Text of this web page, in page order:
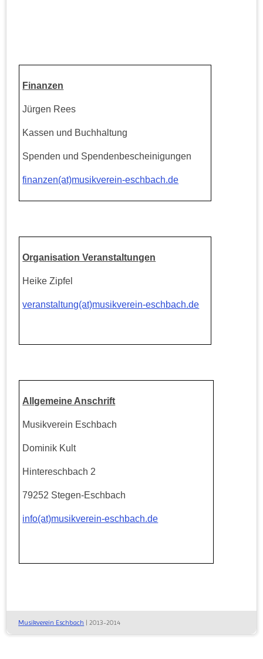
Finanzen
Jürgen Rees
Kassen und Buchhaltung
Spenden und Spendenbescheinigungen
finanzen(at)musikverein-eschbach.de
Organisation Veranstaltungen
Heike Zipfel
veranstaltung(at)musikverein-eschbach.de
Allgemeine Anschrift
Musikverein Eschbach
Dominik Kult
Hintereschbach 2
79252 Stegen-Eschbach
info(at)musikverein-eschbach.de
Musikverein Eschbach | 2013-2014